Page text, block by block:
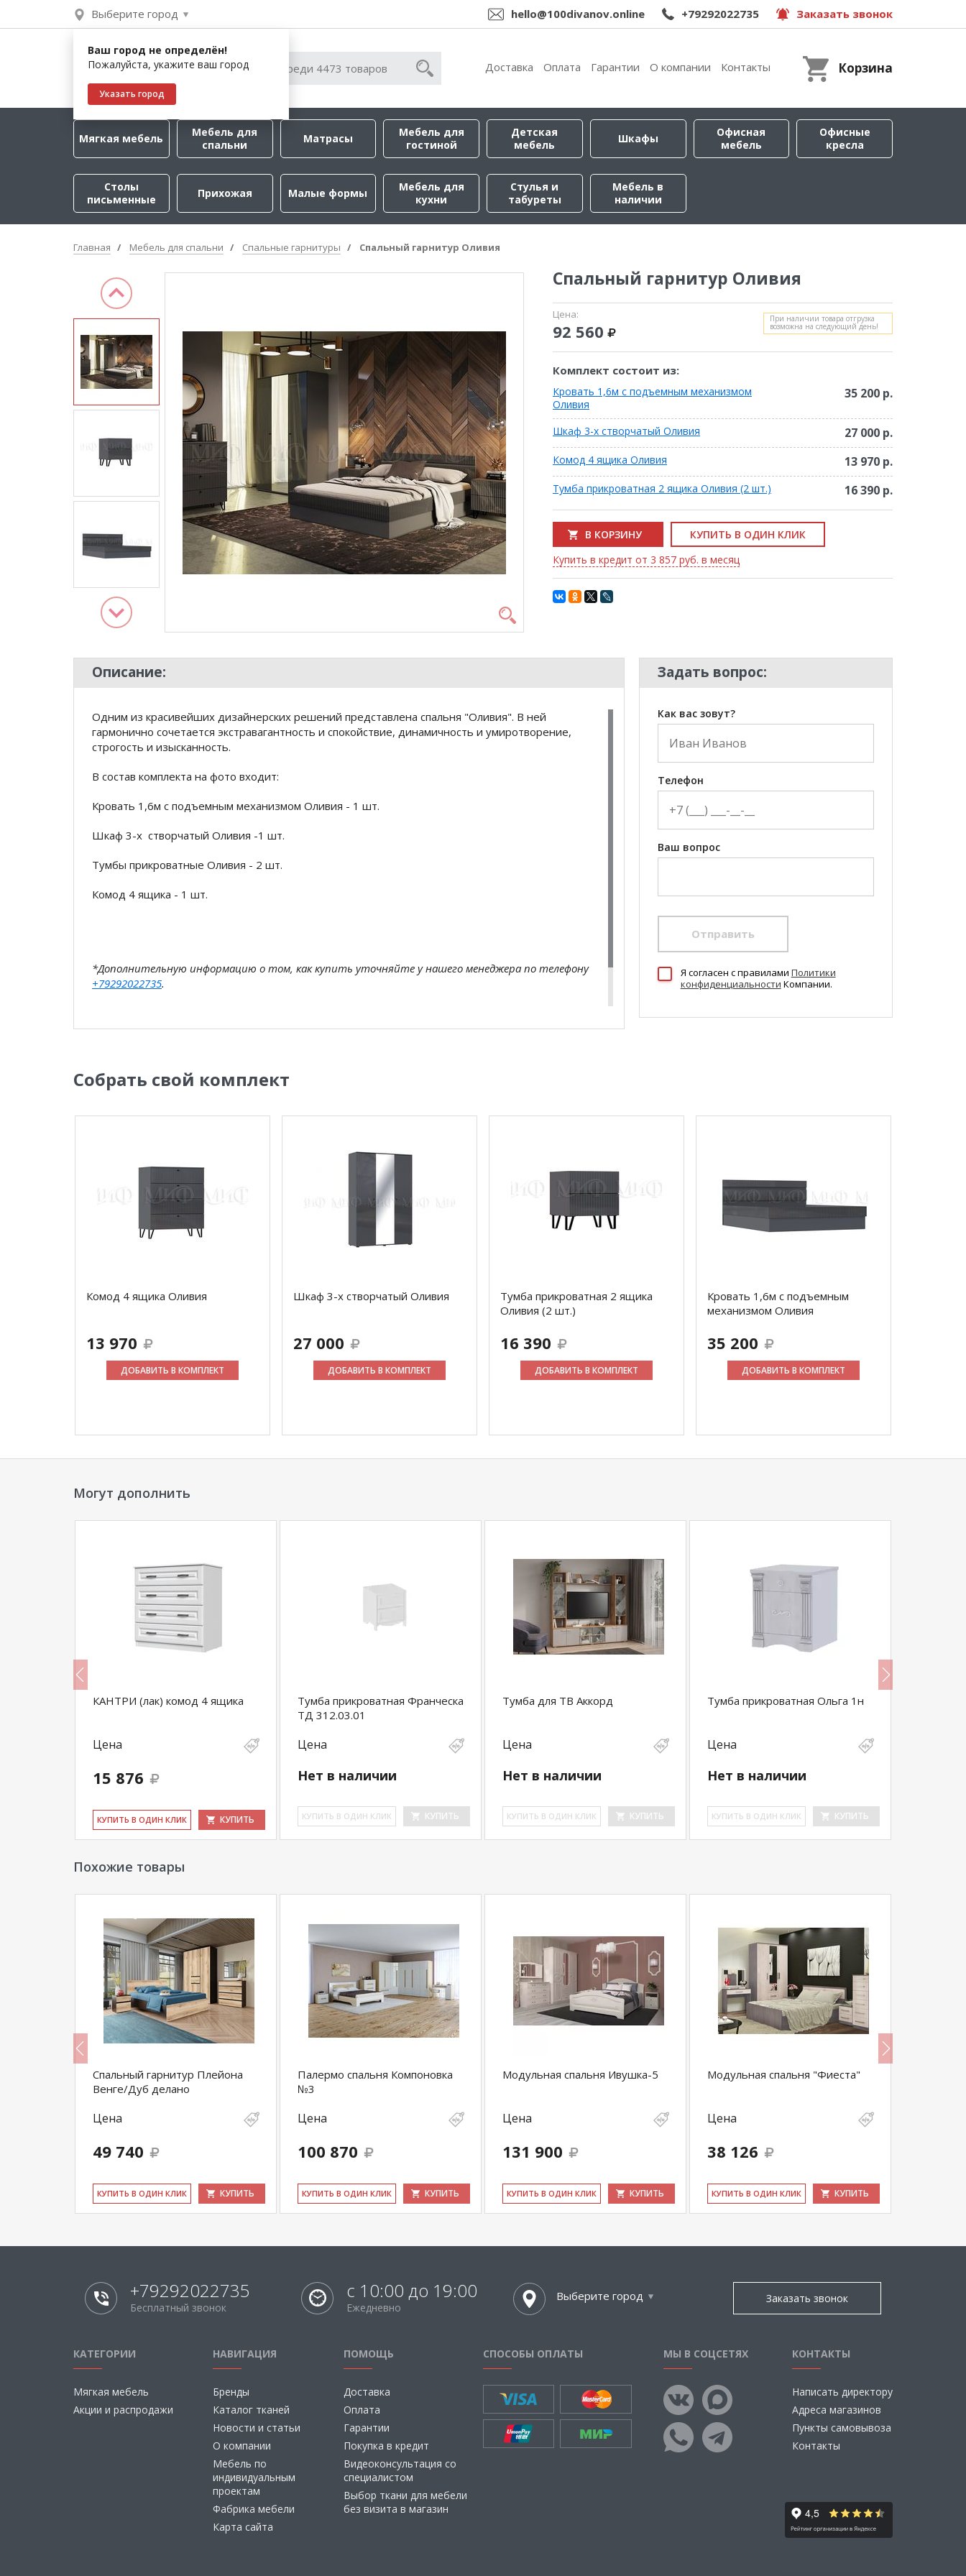
Выберите город
Ваш город не определён!
Пожалуйста, укажите ваш город
Указать город
hello@100divanov.online +79292022735 Заказать звонок
Доставка Оплата Гарантии О компании Контакты Корзина
Мягкая мебель
Мебель для
спальни
Матрасы
Мебель для
гостиной
Детская
мебель
Шкафы
Офисная
мебель
Офисные
кресла
Столы
письменные
Прихожая Малые формы
Мебель для
кухни
Стулья и
табуреты
Мебель в
наличии
Главная Мебель для спальни Спальные гарнитуры Спальный гарнитур Оливия
Спальный гарнитур Оливия
Цена:
92 560
При наличии товара отгрузка
возможна на следующий день!
Комплект состоит из:
Кровать 1,6м с подъемным механизмом
Оливия
35 200 р.
Шкаф 3-х створчатый Оливия 27 000 р.
Комод 4 ящика Оливия 13 970 р.
Тумба прикроватная 2 ящика Оливия (2 шт.) 16 390 р.
В КОРЗИНУ
КУПИТЬ В ОДИН КЛИК
Купить в кредит от 3 857 руб. в месяц
Описание:
Одним из красивейших дизайнерских решений представлена спальня "Оливия". В ней
гармонично сочетается экстравагантность и спокойствие, динамичность и умиротворение,
строгость и изысканность.
В состав комплекта на фото входит:
Кровать 1,6м с подъемным механизмом Оливия - 1 шт.
Шкаф 3-х створчатый Оливия -1 шт.
Тумбы прикроватные Оливия - 2 шт.
Комод 4 ящика - 1 шт.
*Дополнительную информацию о том, как купить уточняйте у нашего менеджера по телефону
+79292022735.
магазинаи могут отличаться от цен в розничных магазинах-салонах сети!
Задать вопрос:
Как вас зовут?
Телефон
Ваш вопрос
Отправить
Я согласен c правилами Политики
конфиденциальности Компании.
Собрать свой комплект
Комод 4 ящика Оливия
13 970
ДОБАВИТЬ В КОМПЛЕКТ
Шкаф 3-х створчатый Оливия
27 000
ДОБАВИТЬ В КОМПЛЕКТ
Тумба прикроватная 2 ящика
Оливия (2 шт.)
16 390
ДОБАВИТЬ В КОМПЛЕКТ
Кровать 1,6м с подъемным
механизмом Оливия
35 200
ДОБАВИТЬ В КОМПЛЕКТ
Могут дополнить
КАНТРИ (лак) комод 4 ящика
Цена
15 876
КУ­ПИТЬ В ОДИН КЛИК КУПИТЬ
Тумба прикроватная Франческа
ТД 312.03.01
Цена
Нет в наличии
КУ­ПИТЬ В ОДИН КЛИК КУПИТЬ
Тумба для ТВ Аккорд
Цена
Нет в наличии
КУ­ПИТЬ В ОДИН КЛИК КУПИТЬ
Тумба прикроватная Ольга 1н
Цена
Нет в наличии
КУ­ПИТЬ В ОДИН КЛИК КУПИТЬ
Похожие товары
Спальный гарнитур Плейона
Венге/Дуб делано
Цена
49 740
КУ­ПИТЬ В ОДИН КЛИК КУПИТЬ
Палермо спальня Компоновка
№3
Цена
100 870
КУ­ПИТЬ В ОДИН КЛИК КУПИТЬ
Модульная спальня Ивушка-5
Цена
131 900
КУ­ПИТЬ В ОДИН КЛИК КУПИТЬ
Модульная спальня "Фиеста"
Цена
38 126
КУ­ПИТЬ В ОДИН КЛИК КУПИТЬ
+79292022735
Бесплатный звонок
с 10:00 до 19:00
Ежедневно
Выберите город Заказать звонок
КАТЕГОРИИ
Мягкая мебель
Акции и распродажи
НАВИГАЦИЯ
Бренды
Каталог тканей
Новости и статьи
О компании
Мебель по
индивидуальным
проектам
Фабрика мебели
Карта сайта
ПОМОЩЬ
Доставка
Оплата
Гарантии
Покупка в кредит
Видеоконсультация со
специалистом
Выбор ткани для мебели
без визита в магазин
СПОСОБЫ ОПЛАТЫ МЫ В СОЦСЕТЯХ КОНТАКТЫ
Написать директору
Адреса магазинов
Пункты самовывоза
Контакты